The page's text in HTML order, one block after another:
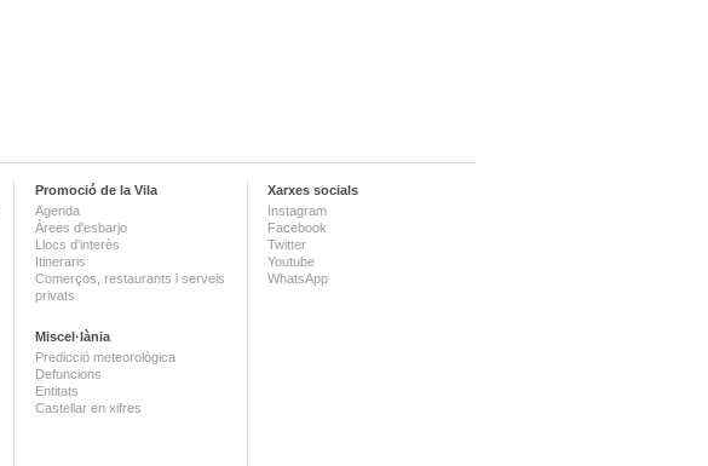
Promoció de la Vila
Agenda
Àrees d'esbarjo
Llocs d'interès
Itineraris
Comerços, restaurants i serveis
privats
Miscel·lània
Predicció meteorològica
Defuncions
Entitats
Castellar en xifres
Xarxes socials
Instagram
Facebook
Twitter
Youtube
WhatsApp